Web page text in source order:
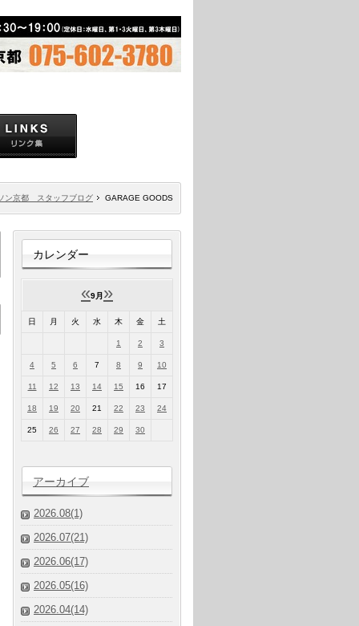
ン京都 スタッフブログ GARAGE GOODS
カレンダー
«9月 »
日 月 火 水 木 金 土
1 2 3
4 5 6 7 8 9 10
11 12 13 14 15 16 17
18 19 20 21 22 23 24
25 26 27 28 29 30
アーカイブ
2026.08(1)
2026.07(21)
2026.06(17)
2026.05(16)
2026.04(14)